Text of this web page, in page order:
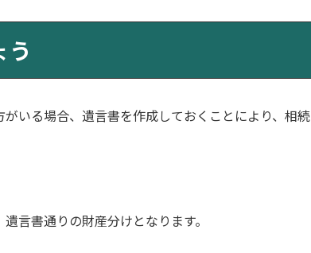
う
いる場合、遺言書を作成しておくことにより、相続
言書通りの財産分けとなります。